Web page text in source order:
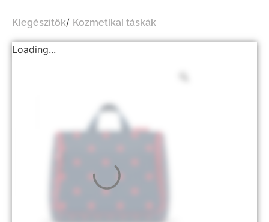
Kiegészítők/ Kozmetikai táskák
Loading...